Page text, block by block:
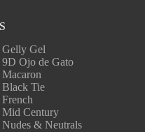
Gel
Ojo de Gato
Tie
Mid Century
& Neutrals